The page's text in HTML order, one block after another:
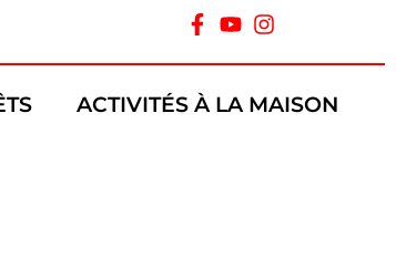
ACTIVITÉS À LA MAISON